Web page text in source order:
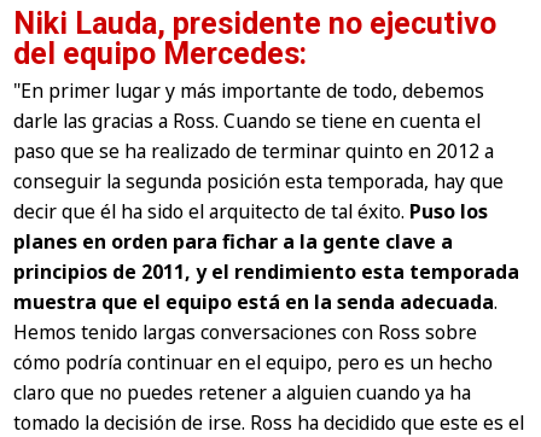
Niki Lauda, presidente no ejecutivo
del equipo Mercedes:
"En primer lugar y más importante de todo, debemos
darle las gracias a Ross. Cuando se tiene en cuenta el
paso que se ha realizado de terminar quinto en 2012 a
conseguir la segunda posición esta temporada, hay que
decir que él ha sido el arquitecto de tal éxito. Puso los
planes en orden para fichar a la gente clave a
principios de 2011, y el rendimiento esta temporada
muestra que el equipo está en la senda adecuada.
Hemos tenido largas conversaciones con Ross sobre
cómo podría continuar en el equipo, pero es un hecho
claro que no puedes retener a alguien cuando ya ha
tomado la decisión de irse. Ross ha decidido que este es el